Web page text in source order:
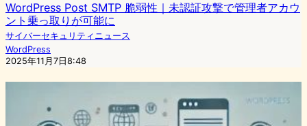
WordPress Post SMTP 脆弱性｜未認証攻撃で管理者アカウ
ント乗っ取りが可能に
サイバーセキュリティニュース
WordPress
2025年11月7日8:48